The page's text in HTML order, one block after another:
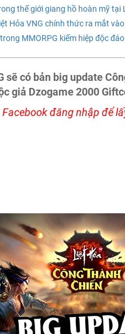
thế giới giang hồ hoàn mỹ tại
Hỏa VNG chính thức ra mắt
MMORPG kiếm hiệp độc
sẽ có bản big update
giả Dzogame 2000
đăng nhập để